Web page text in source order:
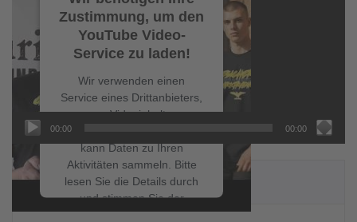
Zustimmung, um den
YouTube Video-
Service zu laden!
Wir verwenden einen
Service eines Drittanbieters,
um Videoinhalte
einzubetten. Dieser Service
kann Daten zu Ihren
Aktivitäten sammeln. Bitte
lesen Sie die Details durch
und stimmen Sie der
Nutzung des Service zu, um
00:00 00:00
NEUESTE BEITRÄGE